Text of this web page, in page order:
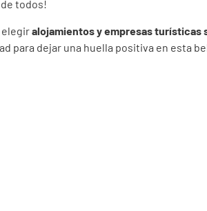
todos!
elegiralojamientos y empresas turísticas
dejar una huella positiva en esta